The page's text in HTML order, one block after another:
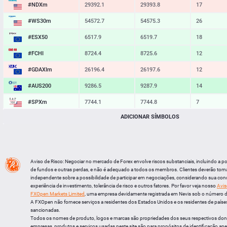
#NDXm 29392.1 29393.8 17
#WS30m 54572.7 54575.3 26
#ESX50 6517.9 6519.7 18
#FCHI 8724.4 8725.6 12
#GDAXIm 26196.4 26197.6 12
#AUS200 9286.5 9287.9 14
#SPXm 7744.1 7744.8 7
10927.8
LTCUSD 44.877 44.963 86
XRPUSD 1.04185 1.04325 140
ETHUSD 1904.204 1904.816 612
ADICIONAR SÍMBOLOS
Aviso de Risco: Negociar no mercado de Forex envolve riscos substanciais, incluindo a
de fundos e outras perdas, e não é adequado a todos os membros. Clientes deverão
independente sobre a possibilidade de participar em negociações, considerando sua
experiência de investimento, tolerância de risco e outros fatores. Por favor veja nosso
FXOpen Markets Limited , uma empresa devidamente registrada em Nevis sob o número
A FXOpen não fornece serviços a residentes dos Estados Unidos e os residentes de
sancionadas.
Todos os nomes de produto, logos e marcas são propriedades dos seus respectivos